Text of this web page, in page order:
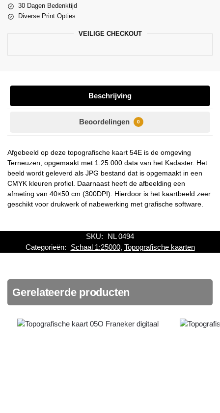
30 Dagen Bedenktijd
Diverse Print Opties
VEILIGE CHECKOUT
Beschrijving
Beoordelingen 0
Afgebeeld op deze topografische kaart 54E is de omgeving
Terneuzen, opgemaakt met 1:25.000 data van het Kadaster. Het
beeld wordt geleverd als JPG bestand dat is opgemaakt in een
CMYK kleuren profiel. Daarnaast heeft de afbeelding een
afmeting van 40×50 cm (300DPI). Hierdoor is het kaartbeeld zeer
geschikt voor drukwerk of nabewerking met grafische software.
SKU:
NL 0494
Categorieën:
Schaal 1:25000, Topografische kaarten
Gerelateerde producten